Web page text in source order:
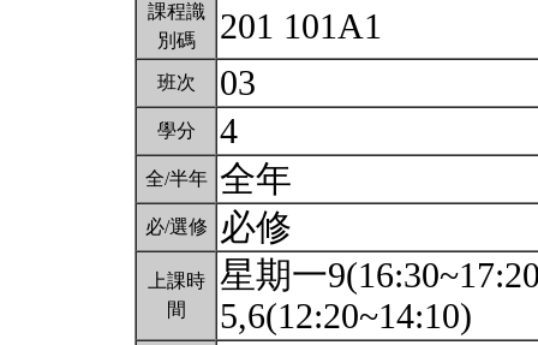
課程識
別碼
201 101A1
班次 03
學分 4
全/半年 全年
必/選修 必修
上課時
間
星期一
5,6(12:20~14:10)